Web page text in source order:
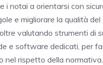
i notai a orientarsi con
e migliorare la qualità del
valutando strumenti di
e software dedicati, per
nel rispetto della normativa.